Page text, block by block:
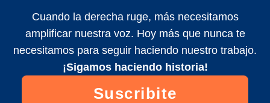
Cuando la derecha ruge, más necesitamos
amplificar nuestra voz. Hoy más que nunca te
necesitamos para seguir haciendo nuestro trabajo.
¡Sigamos haciendo historia!
Suscribite